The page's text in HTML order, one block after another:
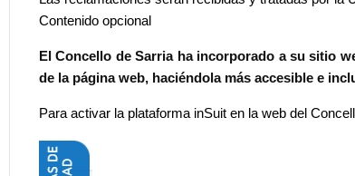
Contenido opcional
El Concello de Sarria ha incorporado a su sitio
de la página web, haciéndola más accesible e
Para activar la plataforma inSuit en la web del